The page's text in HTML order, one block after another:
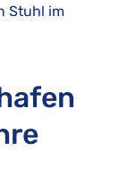
Stuhl im